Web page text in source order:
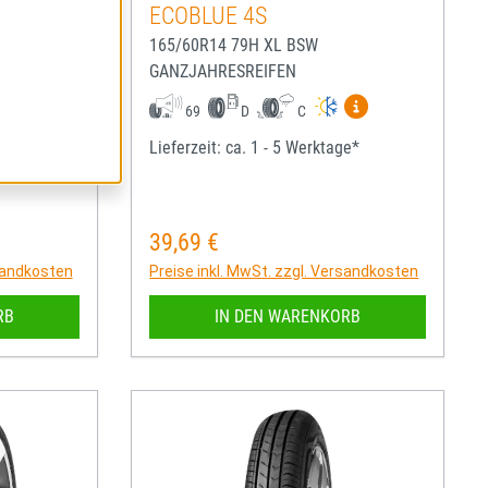
Mehr Informationen zum EU-Reifenlabel anzeigen
ECOBLUE 4S
165/60R14 79H XL BSW
GANZJAHRESREIFEN
69 D C
Mehr
Lieferzeit: ca. 1 - 5 Werktage*
Regulärer Preis:
39,69 €
Preise inkl. MwSt. zzgl. Versandkosten
IN DEN WARENKORB